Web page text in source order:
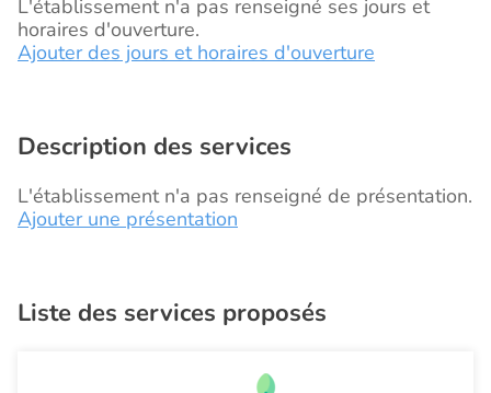
L'établissement n'a pas renseigné ses jours et
horaires d'ouverture.
Ajouter des jours et horaires d'ouverture
Description des services
L'établissement n'a pas renseigné de présentation.
Ajouter une présentation
Liste des services proposés